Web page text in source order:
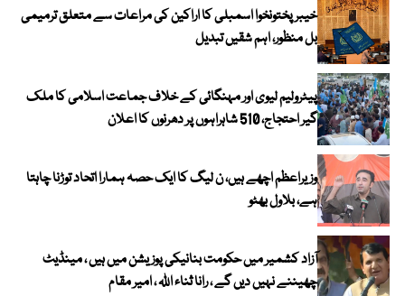
خیبرپختونخوا اسمبلی کا اراکین کی مراعات سے متعلق ترمیمی
بل منظور، اہم شقیں تبدیل
پیٹرولیم لیوی اور مہنگائی کے خلاف جماعت اسلامی کا ملک
گیر احتجاج، 510 شاہراہوں پر دھرنوں کا اعلان
وزیراعظم اچھے ہیں، ن لیگ کا ایک حصہ ہمارا اتحاد توڑنا چاہتا
ہے، بلاول بھٹو
آزاد کشمیر میں حکومت بنانیکی پوزیشن میں ہیں ، مینڈیٹ
چھیننے نہیں دیں گے ، رانا ثناء اللہ ، امیر مقام